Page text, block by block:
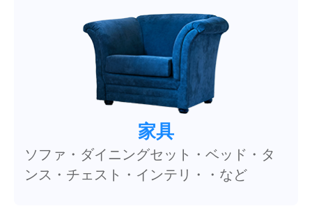
家具
ソファ・ダイニングセット・ベッド・タ
ンス・チェスト・インテリ・・など